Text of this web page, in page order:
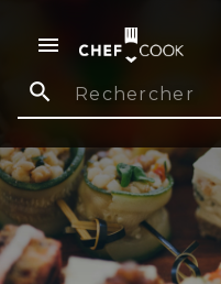

search